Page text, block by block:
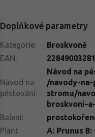
Doplňkové parametry
Kategorie:
Broskvoně
EAN:
Návod na
pěstování:
Návod na
/navody-
stromu/
broskvoni-
Balení:
Plant
A: Prunus B: